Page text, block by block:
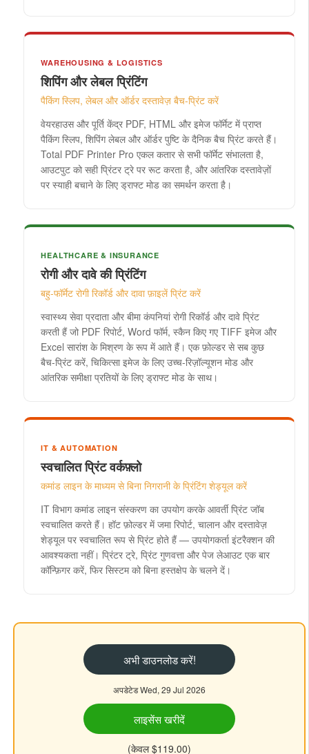
WAREHOUSING & LOGISTICS
शिपिंग और लेबल प्रिंटिंग
पैकिंग स्लिप, लेबल और ऑर्डर दस्तावेज़ बैच-प्रिंट करें
वेयरहाउस और पूर्ति केंद्र PDF, HTML और इमेज फॉर्मेट में प्राप्त
पैकिंग स्लिप, शिपिंग लेबल और ऑर्डर पुष्टि के दैनिक बैच प्रिंट करते हैं।
Total PDF Printer Pro एकल कतार से सभी फॉर्मेट संभालता है,
आउटपुट को सही प्रिंटर ट्रे पर रूट करता है, और आंतरिक दस्तावेज़ों
पर स्याही बचाने के लिए ड्राफ्ट मोड का समर्थन करता है।
HEALTHCARE & INSURANCE
रोगी और दावे की प्रिंटिंग
बहु-फॉर्मेट रोगी रिकॉर्ड और दावा फ़ाइलें प्रिंट करें
स्वास्थ्य सेवा प्रदाता और बीमा कंपनियां रोगी रिकॉर्ड और दावे प्रिंट
करती हैं जो PDF रिपोर्ट, Word फॉर्म, स्कैन किए गए TIFF इमेज और
Excel सारांश के मिश्रण के रूप में आते हैं। एक फ़ोल्डर से सब कुछ
बैच-प्रिंट करें, चिकित्सा इमेज के लिए उच्च-रिज़ॉल्यूशन मोड और
आंतरिक समीक्षा प्रतियों के लिए ड्राफ्ट मोड के साथ।
IT & AUTOMATION
स्वचालित प्रिंट वर्कफ़्लो
कमांड लाइन के माध्यम से बिना निगरानी के प्रिंटिंग शेड्यूल करें
IT विभाग कमांड लाइन संस्करण का उपयोग करके आवर्ती प्रिंट जॉब
स्वचालित करते हैं। हॉट फ़ोल्डर में जमा रिपोर्ट, चालान और दस्तावेज़
शेड्यूल पर स्वचालित रूप से प्रिंट होते हैं — उपयोगकर्ता इंटरैक्शन की
आवश्यकता नहीं। प्रिंटर ट्रे, प्रिंट गुणवत्ता और पेज लेआउट एक बार
कॉन्फ़िगर करें, फिर सिस्टम को बिना हस्तक्षेप के चलने दें।
अभी डाउनलोड करें!
अपडेटेड Wed, 29 Jul 2026
लाइसेंस खरीदें
(केवल $119.00)